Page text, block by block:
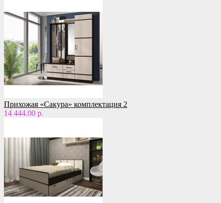
Прихожая «Сакура» комплектация 2
14 444.00 р.